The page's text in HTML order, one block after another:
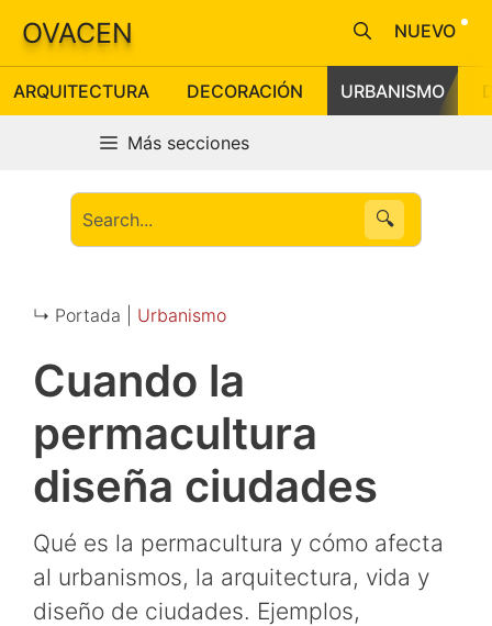
Saltar
contenido
OVACEN
ARQUITECTURA DECORACIÓN URBANISMO
NUEVO
Más secciones
🔍
↳ Portada | Urbanismo
Cuando la
permacultura
diseña ciudades
Qué es la permacultura y cómo afecta
al urbanismos, la arquitectura, vida y
diseño de ciudades. Ejemplos,